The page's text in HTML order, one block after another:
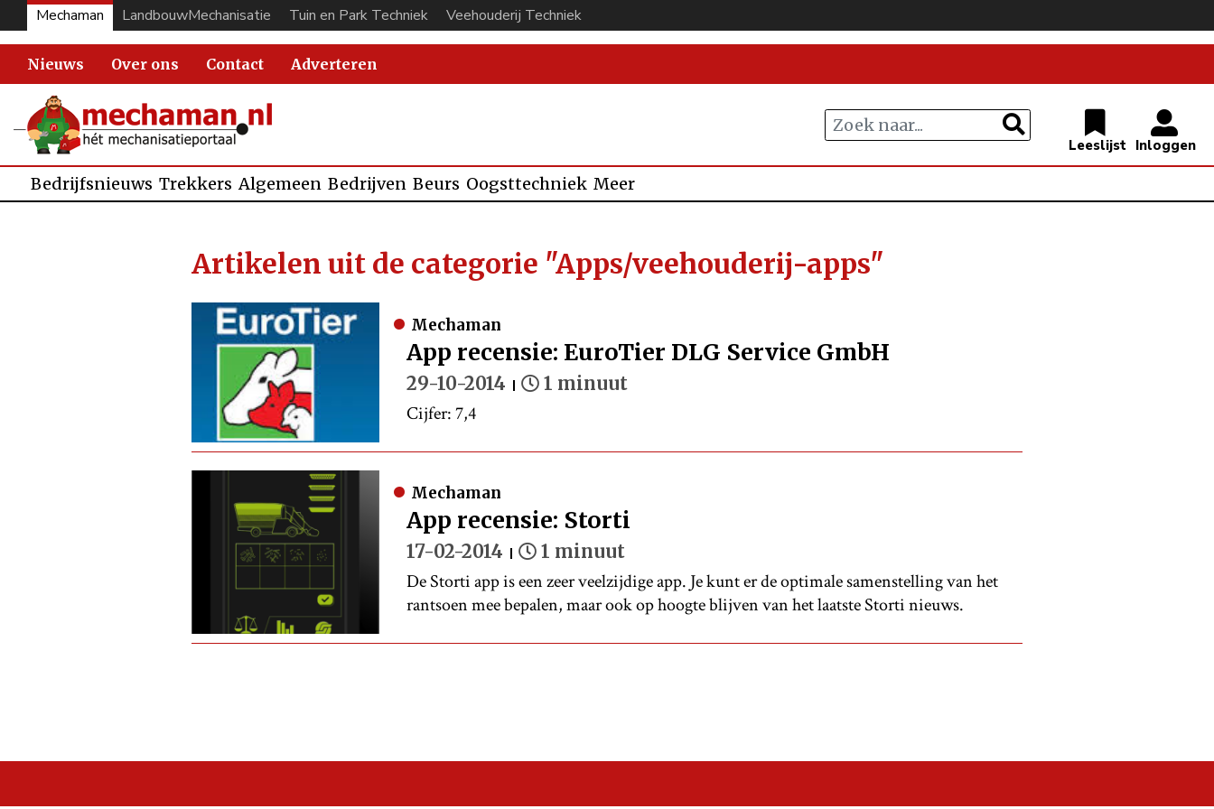
Mechaman LandbouwMechanisatie Tuin en Park Techniek Veehouderij Techniek
Nieuws Over ons Contact Adverteren
Bedrijfsnieuws Trekkers Algemeen Bedrijven Beurs Oogsttechniek Meer
Artikelen uit de categorie "Apps/veehouderij-apps"
Mechaman
App recensie: EuroTier DLG Service GmbH
29-10-2014 1 minuut
Cijfer: 7,4
Mechaman
App recensie: Storti
17-02-2014 1 minuut
De Storti app is een zeer veelzijdige app. Je kunt er de optimale samenstelling van het
rantsoen mee bepalen, maar ook op hoogte blijven van het laatste Storti nieuws.